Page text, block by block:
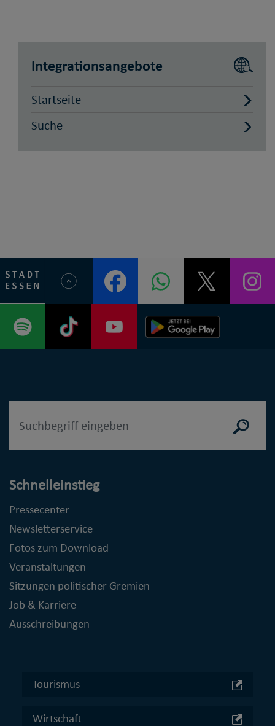
Integrationsangebote
Startseite
Suche
Schnelleinstieg
Pressecenter
Newsletterservice
Fotos zum Download
Veranstaltungen
Sitzungen politischer Gremien
Job & Karriere
Ausschreibungen
Tourismus
Wirtschaft